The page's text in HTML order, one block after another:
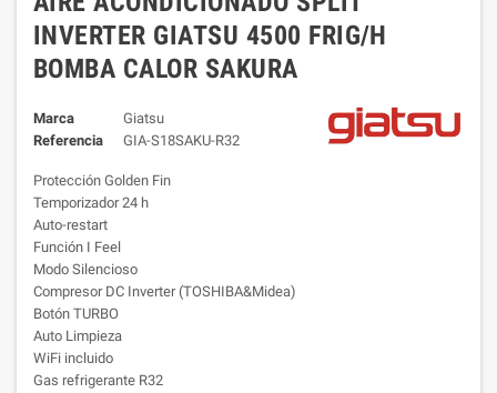
INVERTER GIATSU 4500 FRIG/H
BOMBA CALOR SAKURA
Marca
Giatsu
Referencia
GIA-S18SAKU-R32
Protección Golden Fin
Temporizador 24 h
Auto-restart
Función I Feel
Modo Silencioso
Compresor DC Inverter (TOSHIBA&Midea)
Botón TURBO
Auto Limpieza
WiFi incluido
Gas refrigerante R32